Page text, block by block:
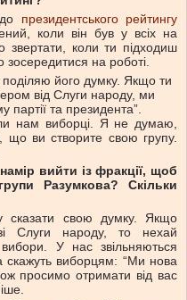
президентського рейтингу
коли він був у всіх на
звертати, коли ти підходиш
зосередитися на роботі.
поділяю його думку. Якщо ти
від Слуги народу, ми
та президента”.
нам виборці. Я не думаю,
що ви створите свою групу.
вийти із фракції, щоб
Разумкова? Скільки
свою думку. Якщо
зі Слуги народу, то нехай
У нас звільняються
скажуть виборцям: “Ми нова
просимо отримати від вас